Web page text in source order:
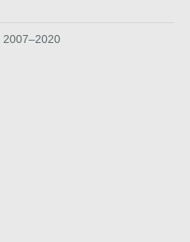
2007–2020